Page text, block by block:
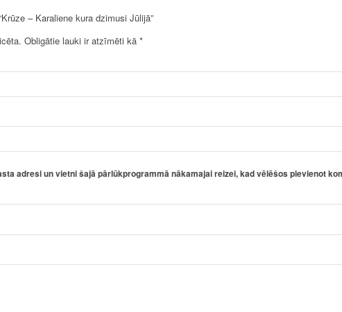
– Karaliene kura dzimusi Jūlijā”
Obligātie lauki ir atzīmēti kā *
adresi un vietni šajā pārlūkprogrammā nākamajai reizei, kad vēlēšos pievienot